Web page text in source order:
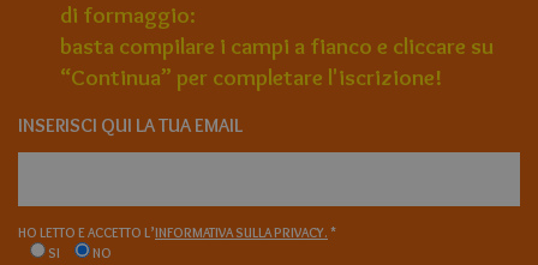
di formaggio:
basta compilare i campi a fianco e cliccare su
“Continua” per completare l'iscrizione!
INSERISCI QUI LA TUA EMAIL
HO LETTO E ACCETTO L’INFORMATIVA SULLA PRIVACY. *
SI
NO